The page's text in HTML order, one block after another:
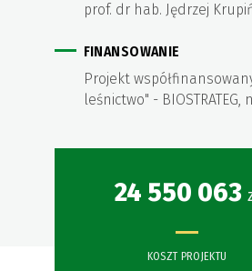
prof. dr hab. Jędrzej
FINANSOWANIE
Projekt
leśnictwo" - BIOSTRATEG,
24 550 063
KOSZT PROJEKTU